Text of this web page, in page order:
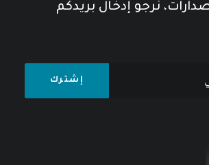
نرجو إدخال بريدكم